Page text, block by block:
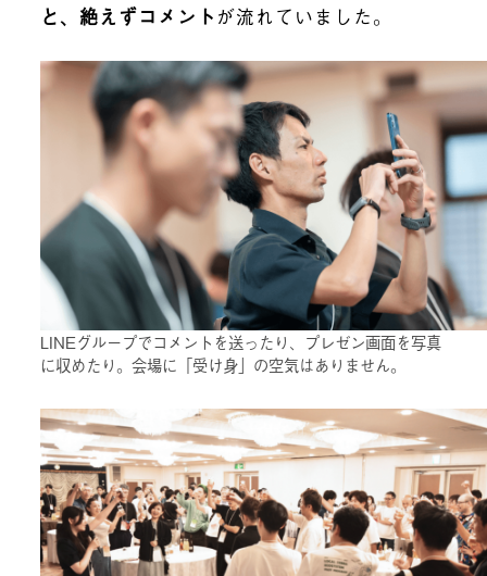
と、絶えずコメント が流れていました。
LINEグループでコメントを送ったり、プレゼン画面を写真
に収めたり。会場に「受け身」の空気はありません。